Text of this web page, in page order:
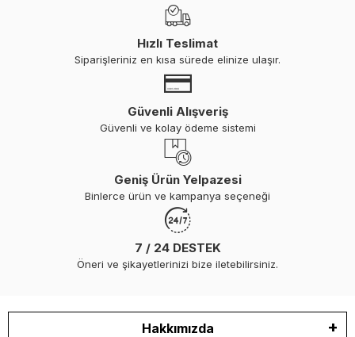
Hızlı Teslimat
Siparişleriniz en kısa sürede elinize ulaşır.
Güvenli Alışveriş
Güvenli ve kolay ödeme sistemi
Geniş Ürün Yelpazesi
Binlerce ürün ve kampanya seçeneği
7 / 24 DESTEK
Öneri ve şikayetlerinizi bize iletebilirsiniz.
Hakkımızda